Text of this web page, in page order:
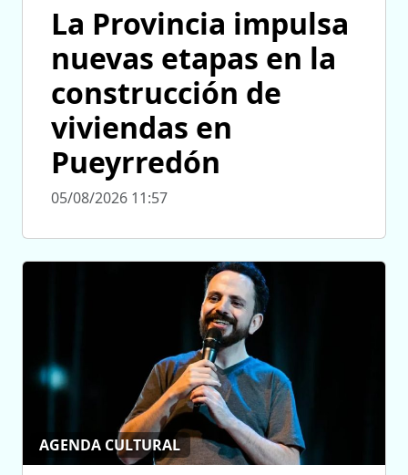
La Provincia impulsa
nuevas etapas en la
construcción de
viviendas en
Pueyrredón
05/08/2026 11:57
AGENDA CULTURAL